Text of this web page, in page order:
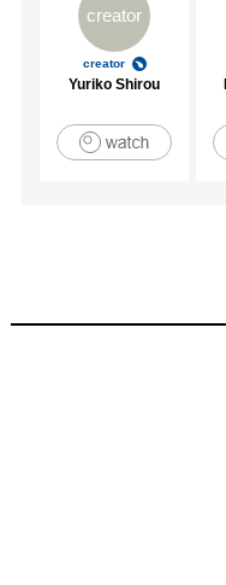
creator
creator
Yuriko Shirou